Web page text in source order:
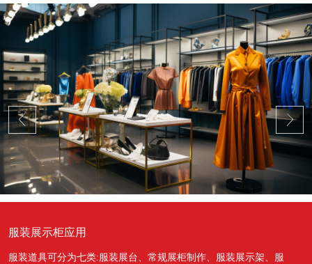
服装展示柜应用
服装道具可分为七类:服装展台、常规展柜制作、服装展示架、服